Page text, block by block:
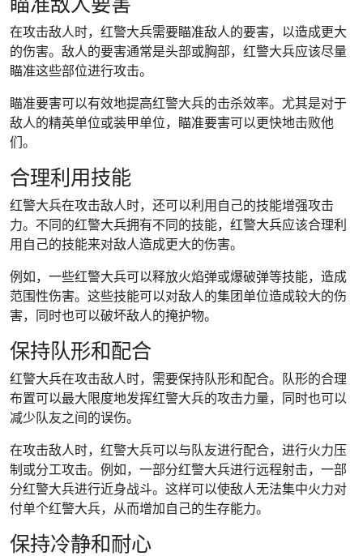
在攻击敌人时，红警大兵需要瞄准敌人的要害，以造成更大
的伤害。敌人的要害通常是头部或胸部，红警大兵应该尽量
瞄准这些部位进行攻击。
瞄准要害可以有效地提高红警大兵的击杀效率。尤其是对于
敌人的精英单位或装甲单位，瞄准要害可以更快地击败他
们。
合理利用技能
红警大兵在攻击敌人时，还可以利用自己的技能增强攻击
力。不同的红警大兵拥有不同的技能，红警大兵应该合理利
用自己的技能来对敌人造成更大的伤害。
例如，一些红警大兵可以释放火焰弹或爆破弹等技能，造成
范围性伤害。这些技能可以对敌人的集团单位造成较大的伤
害，同时也可以破坏敌人的掩护物。
保持队形和配合
红警大兵在攻击敌人时，需要保持队形和配合。队形的合理
布置可以最大限度地发挥红警大兵的攻击力量，同时也可以
减少队友之间的误伤。
在攻击敌人时，红警大兵可以与队友进行配合，进行火力压
制或分工攻击。例如，一部分红警大兵进行远程射击，一部
分红警大兵进行近身战斗。这样可以使敌人无法集中火力对
付单个红警大兵，从而增加自己的生存能力。
保持冷静和耐心